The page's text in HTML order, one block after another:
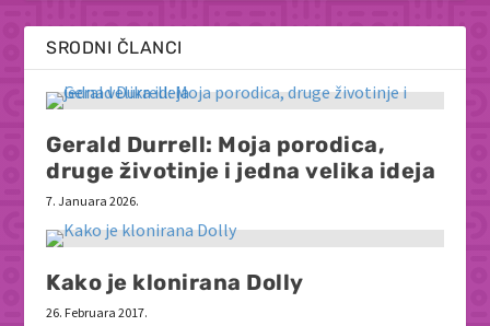
SRODNI ČLANCI
Gerald Durrell: Moja porodica,
druge životinje i jedna velika ideja
7. Januara 2026.
Kako je klonirana Dolly
26. Februara 2017.